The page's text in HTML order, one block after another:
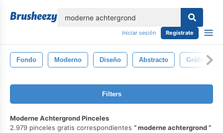
Iniciar sesión Regístrate
Fondo Moderno Diseño Abstracto Gráfico
Filters
Moderne Achtergrond Pinceles
2.979 pinceles gratis correspondientes
moderne achtergrond